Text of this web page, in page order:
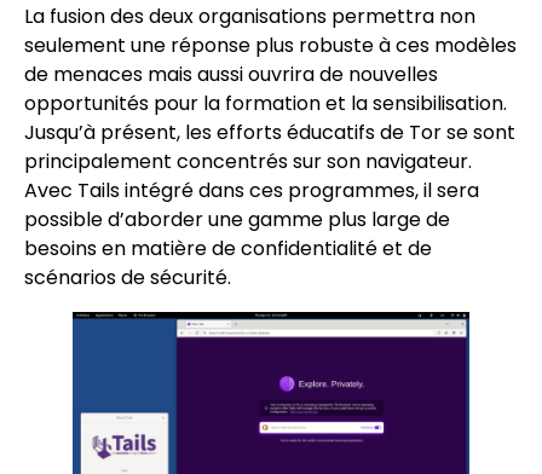
La fusion des deux organisations permettra non
seulement une réponse plus robuste à ces modèles
de menaces mais aussi ouvrira de nouvelles
opportunités pour la formation et la sensibilisation.
Jusqu’à présent, les efforts éducatifs de Tor se sont
principalement concentrés sur son navigateur.
Avec Tails intégré dans ces programmes, il sera
possible d’aborder une gamme plus large de
besoins en matière de confidentialité et de
scénarios de sécurité.